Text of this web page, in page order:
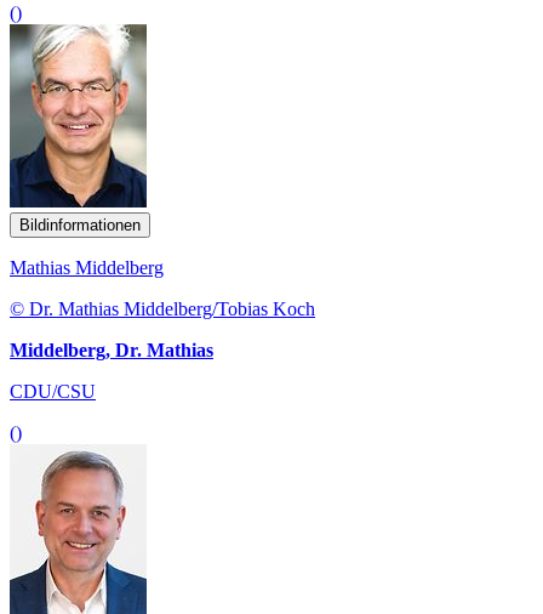
()
Bildinformationen
Mathias Middelberg
© Dr. Mathias Middelberg/Tobias Koch
Middelberg, Dr. Mathias
CDU/CSU
()